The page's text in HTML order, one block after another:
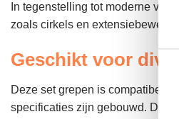
In tegenstelling tot moderne
zoals cirkels en
Geschikt voor
Deze set grepen is compatibel
specificaties zijn gebouwd.